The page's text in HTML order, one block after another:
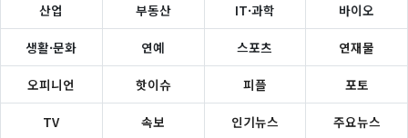
산업 부동산 IT·과학 바이오
생활·문화 연예 스포츠 연재물
오피니언 핫이슈 피플 포토
TV 속보 인기뉴스 주요뉴스